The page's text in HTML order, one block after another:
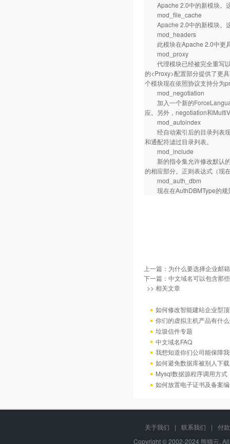
Apache 2.0中的新模块。这
mod_file_cache
Apache 2.0中的新模块。这
mod_headers
此模块在Apache 2.0中更具
mod_proxy
代理模块已经被完全重写以
的<Proxy>配置部分提供了更
个模块现在依照协议支持分为
mod_negotiation
加入一个新的
应。另外，negotiation和
mod_autoindex
经自动索引后的目录列表现
和通配符滤过目录列表。
mod_include
新的指令集允许修改默认的
的相应部分。正则表达式（现
mod_auth_dbm
现在在AuthDBMType的规
上一篇： 为什么要选择企业邮
下一篇： 中文域名可以包含那
>> 相关文章
如何修改智能建站企业型
你们的虚拟主机产品有什
垃圾信件专题
中文域名FAQ
我想知道你们公司能保障
如何避免数据库被别人下
Mysql数据源程序调用方
如何放置电子证书及备案
关于我们 | 联系我们 |
付
Copyright © 2002-2024 熊猫云,